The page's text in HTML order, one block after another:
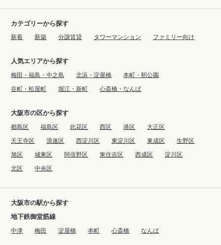
カテゴリーから探す
新着 新築 分譲賃貸 タワーマンション ファミリー向け
人気エリアから探す
梅田・福島・中之島 北浜・淀屋橋
本町・靭公園
谷町・松屋町
堀江・新町 心斎橋・なんば
大阪市の区から探す
都島区 福島区 此花区 西区 港区
大正区
天王寺区
浪速区 西淀川区 東淀川区 東成区
生野区
旭区
城東区 阿倍野区 東住吉区 西成区
淀川区
北区
中央区
大阪市の駅から探す
地下鉄御堂筋線
中津 梅田 淀屋橋 本町 心斎橋 なんば